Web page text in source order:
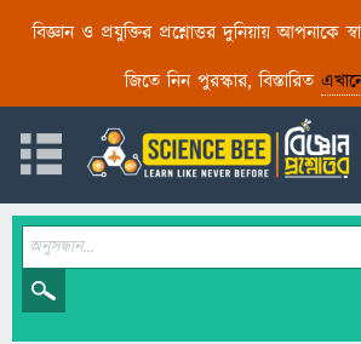
বিজ্ঞান ও প্রযুক্তির প্রশ্নোত্তর দুনিয়ায় আপনাকে
জিতে নিন পুরস্কার, বিস্তারিত